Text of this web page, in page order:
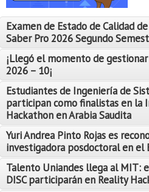
Examen de Estado de Calidad
Saber Pro 2026 Segundo
Leer Más
¡Llegó el momento de
2026 – 10¡
Leer Más
Estudiantes de Ingeniería de
participan como finalistas en
Hackathon en Arabia Saudita
Yuri Andrea Pinto Rojas es
investigadora posdoctoral en el
Talento Uniandes llega al MIT:
DISC participarán en Reality
Proyecto de grado
Reingreso
Reintegro
Retiro voluntario
Transferencia
Tarifas
Grado